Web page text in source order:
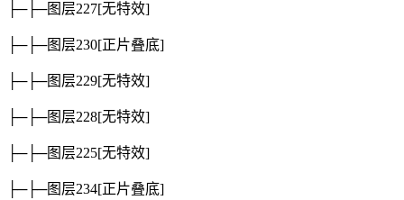
├─├─图层227[无特效]
├─├─图层230[正片叠底]
├─├─图层229[无特效]
├─├─图层228[无特效]
├─├─图层225[无特效]
├─├─图层234[正片叠底]